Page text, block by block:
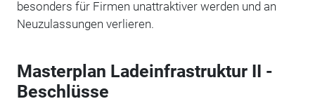
besonders für Firmen unattraktiver werden und an
Neuzulassungen verlieren.
Masterplan Ladeinfrastruktur II -
Beschlüsse